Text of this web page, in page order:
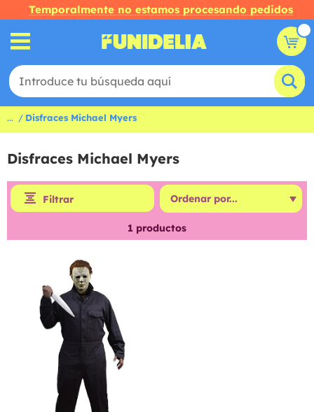
Temporalmente no estamos procesando pedidos
... Disfraces Michael Myers
Disfraces Michael Myers
Filtrar
1 productos